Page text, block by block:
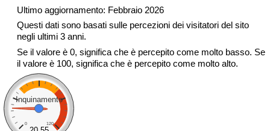
Ultimo aggiornamento: Febbraio 2026
Questi dati sono basati sulle percezioni dei visitatori del sito
negli ultimi 3 anni.
Se il valore è 0, significa che è percepito come molto basso. Se
il valore è 100, significa che è percepito come molto alto.
Inquinamento
0 120
Indice del Traffico
Indice del traffico (Corrente)
Indice del traffico per Nazione